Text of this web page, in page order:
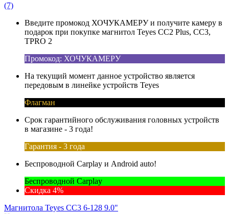
(7)
Введите промокод ХОЧУКАМЕРУ и получите камеру в
подарок при покупке магнитол Teyes CC2 Plus, CC3,
TPRO 2
Промокод: ХОЧУКАМЕРУ
На текущий момент данное устройство является
передовым в линейке устройств Teyes
Флагман
Срок гарантийного обслуживания головных устройств
в магазине - 3 года!
Гарантия - 3 года
Беспроводной Carplay и Android auto!
Беспроводной Carplay
Скидка 4%
Магнитола Teyes CC3 6-128 9.0"